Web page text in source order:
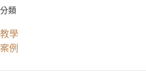
分類
教學
案例